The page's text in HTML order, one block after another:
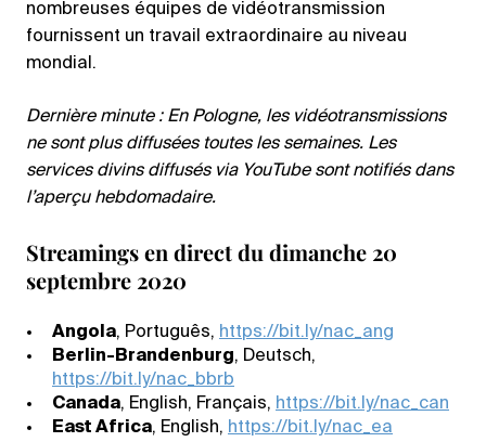
nombreuses équipes de vidéotransmission
fournissent un travail extraordinaire au niveau
mondial.
Dernière minute : En Pologne, les vidéotransmissions
ne sont plus diffusées toutes les semaines. Les
services divins diffusés via YouTube sont notifiés dans
l’aperçu hebdomadaire.
Streamings en direct du dimanche 20
septembre 2020
Angola, Português, https://bit.ly/nac_ang
Berlin-Brandenburg, Deutsch,
https://bit.ly/nac_bbrb
Canada, English, Français, https://bit.ly/nac_can
East Africa, English, https://bit.ly/nac_ea